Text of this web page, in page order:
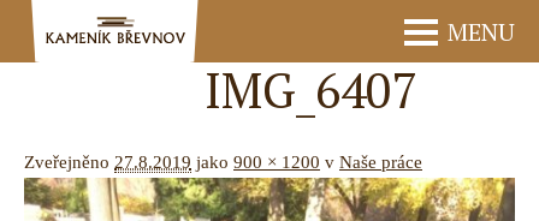
MENU
IMG_6407
Zveřejněno 27.8.2019 jako 900 × 1200 v Naše práce